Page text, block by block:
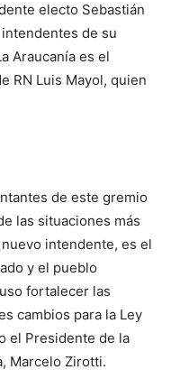
electo Sebastián
de su
Araucanía es el
RN Luis Mayol, quien
de este gremio
las situaciones más
intendente, es el
y el pueblo
fortalecer las
cambios para la Ley
el Presidente de la
Marcelo Zirotti.